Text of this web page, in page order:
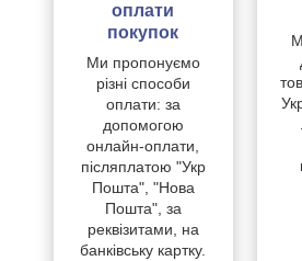
оплати
покупок
Ми пропонуємо
різні способи
оплати: за
допомогою
онлайн-оплати,
післяплатою "Укр
Пошта", "Нова
Пошта", за
реквізитами, на
банківську картку.